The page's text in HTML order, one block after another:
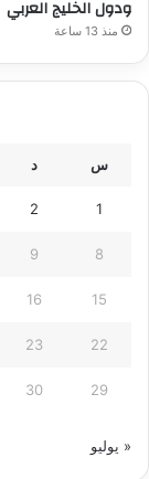
ودول الخليج العربي
منذ 13 ساعة
س د
1
2
8
9
15
16
22
23
29
30
« يوليو